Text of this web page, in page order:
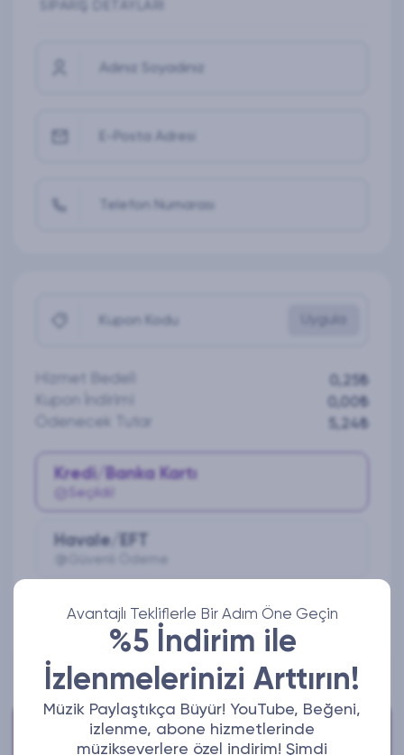
Avantajlı Tekliflerle Bir Adım Öne Geçin
%5 İndirim ile
İzlenmelerinizi Arttırın!
Müzik Paylaştıkça Büyür! YouTube, Beğeni,
izlenme, abone hizmetlerinde
müzikseverlere özel indirim! Şimdi
Adınız Soyadınız
E-Posta Adresi
Telefon Numarası
Kupon Kodu
0,25₺
0,00₺
5,24₺
Kredi/Banka Kartı
Seçildi!
Havale/EFT
Ödeme Yap
Bize Ulaşabilirsiniz!
Aktif iletişim adreslerimizden bize ulaşabilirsiniz.